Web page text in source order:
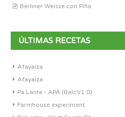
Berliner Weisse con Piña
ÚLTIMAS RECETAS
Afayaiza
Afayaiza
Pa´Lante - APA (0alcV1.0)
Farmhouse experiment